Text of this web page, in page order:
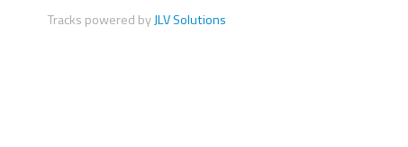
Tracks powered byJLV Solutions